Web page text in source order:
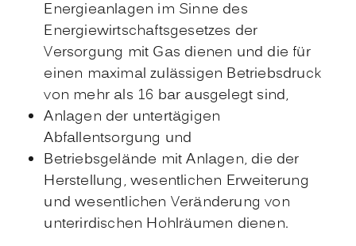
Energieanlagen im Sinne des
Energiewirtschaftsgesetzes der
Versorgung mit Gas dienen und die für
einen maximal zulässigen Betriebsdruck
von mehr als 16 bar ausgelegt sind,
Anlagen der untertägigen
Abfallentsorgung und
Betriebsgelände mit Anlagen, die der
Herstellung, wesentlichen Erweiterung
und wesentlichen Veränderung von
unterirdischen Hohlräumen dienen.